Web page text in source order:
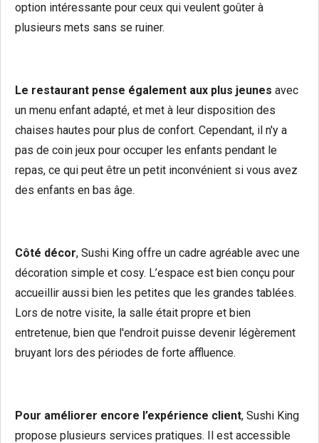
option intéressante pour ceux qui veulent goûter à
plusieurs mets sans se ruiner.
Le restaurant pense également aux plus jeunes avec
un menu enfant adapté, et met à leur disposition des
chaises hautes pour plus de confort. Cependant, il n'y a
pas de coin jeux pour occuper les enfants pendant le
repas, ce qui peut être un petit inconvénient si vous avez
des enfants en bas âge.
Côté décor, Sushi King offre un cadre agréable avec une
décoration simple et cosy. L’espace est bien conçu pour
accueillir aussi bien les petites que les grandes tablées.
Lors de notre visite, la salle était propre et bien
entretenue, bien que l'endroit puisse devenir légèrement
bruyant lors des périodes de forte affluence.
Pour améliorer encore l’expérience client, Sushi King
propose plusieurs services pratiques. Il est accessible